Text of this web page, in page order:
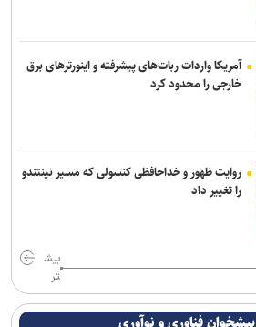
آمریکا واردات ربات‌های پیشرفته و اینورترهای برق
خارجی را محدود کرد
روایت ظهور و خداحافظی کنسولی که مسیر نینتندو
را تغییر داد
بیش
تر